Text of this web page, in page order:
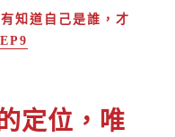
知道自己是誰，才
定位，唯